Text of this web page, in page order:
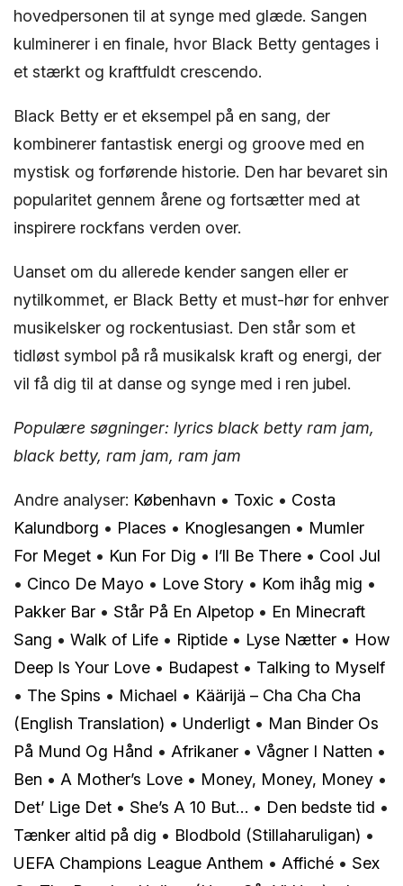
hovedpersonen til at synge med glæde. Sangen
kulminerer i en finale, hvor Black Betty gentages i
et stærkt og kraftfuldt crescendo.
Black Betty er et eksempel på en sang, der
kombinerer fantastisk energi og groove med en
mystisk og forførende historie. Den har bevaret sin
popularitet gennem årene og fortsætter med at
inspirere rockfans verden over.
Uanset om du allerede kender sangen eller er
nytilkommet, er Black Betty et must-hør for enhver
musikelsker og rockentusiast. Den står som et
tidløst symbol på rå musikalsk kraft og energi, der
vil få dig til at danse og synge med i ren jubel.
Populære søgninger: lyrics black betty ram jam,
black betty, ram jam, ram jam
Andre analyser: København • Toxic • Costa
Kalundborg • Places • Knoglesangen • Mumler
For Meget • Kun For Dig • I’ll Be There • Cool Jul
• Cinco De Mayo • Love Story • Kom ihåg mig •
Pakker Bar • Står På En Alpetop • En Minecraft
Sang • Walk of Life • Riptide • Lyse Nætter • How
Deep Is Your Love • Budapest • Talking to Myself
• The Spins • Michael • Käärijä – Cha Cha Cha
(English Translation) • Underligt • Man Binder Os
På Mund Og Hånd • Afrikaner • Vågner I Natten •
Ben • A Mother’s Love • Money, Money, Money •
Det’ Lige Det • She’s A 10 But… • Den bedste tid •
Tænker altid på dig • Blodbold (Stillaharuligan) •
UEFA Champions League Anthem • Affiché • Sex